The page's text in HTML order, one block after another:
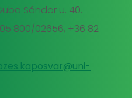
Sándor u. 40.
800/02656, +36 82